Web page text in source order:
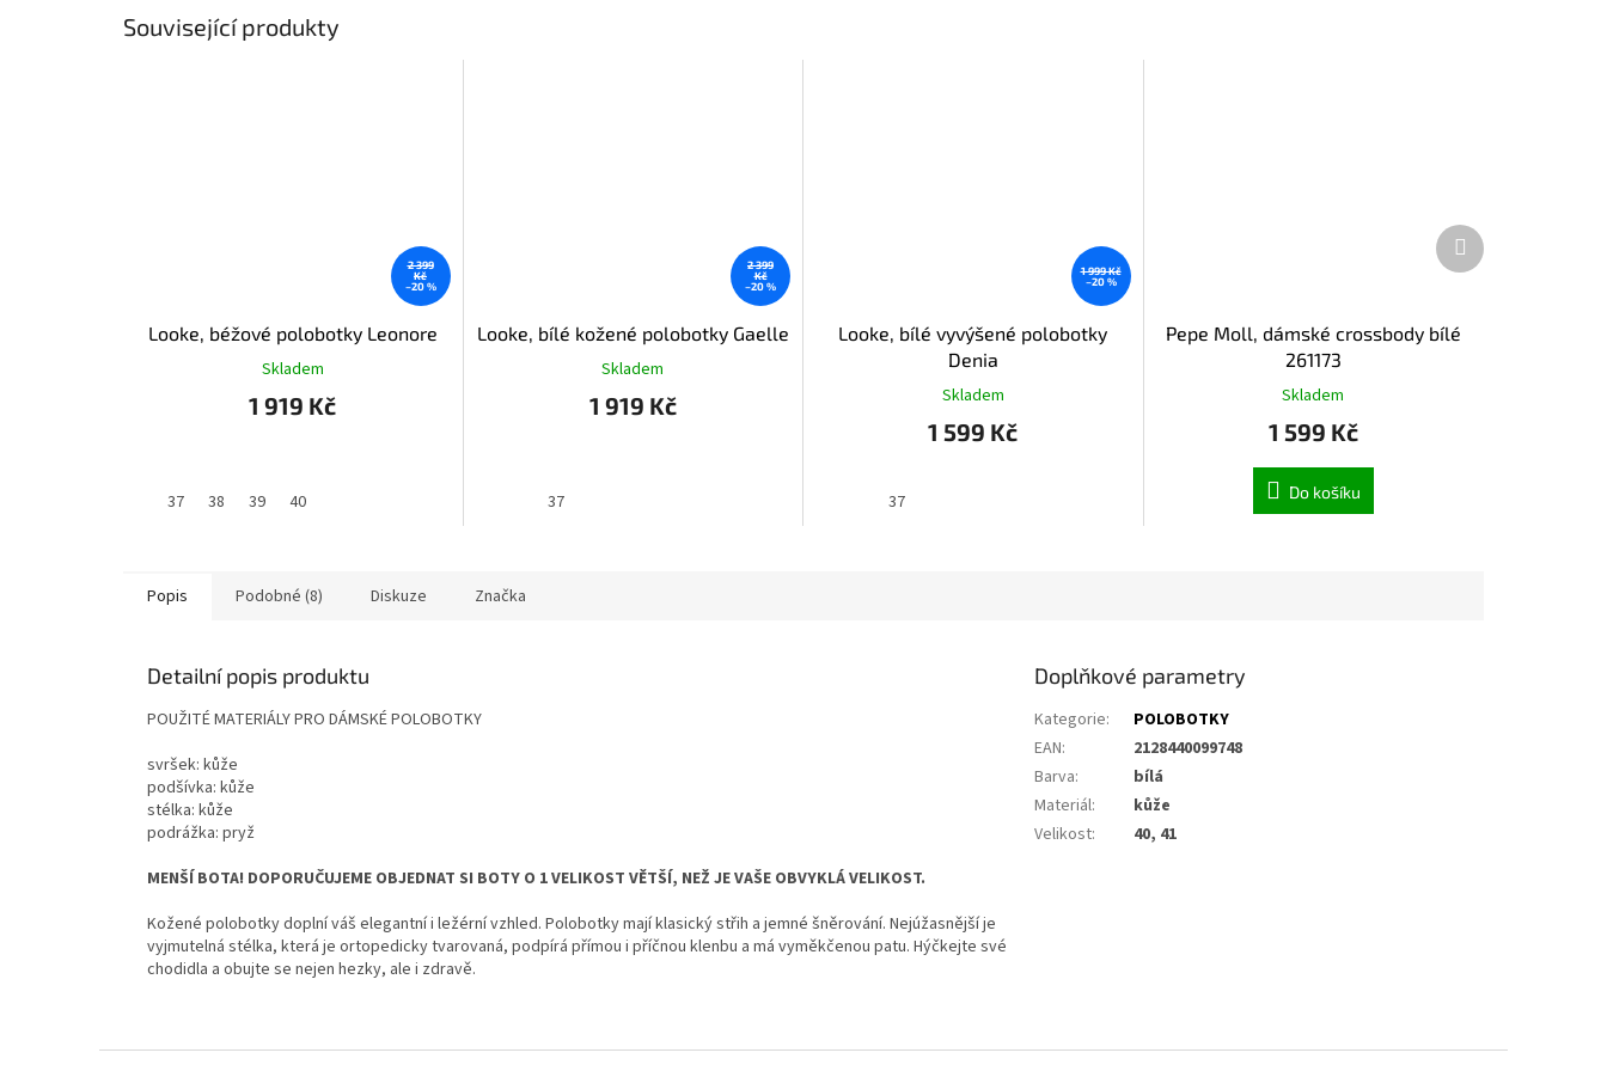
Související produkty
2 399
Kč
–20 %
Looke, béžové polobotky Leonore
Skladem
1 919 Kč
37 38 39 40
2 399
Kč
–20 %
Looke, bílé kožené polobotky Gaelle
Skladem
1 919 Kč
37
1 999 Kč
–20 %
Looke, bílé vyvýšené polobotky
Denia
Skladem
1 599 Kč
37
Pepe Moll, dámské crossbody bílé
261173
Skladem
1 599 Kč
Do košíku
Další
produkt
Popis Podobné (8) Diskuze Značka
Detailní popis produktu
POUŽITÉ MATERIÁLY PRO DÁMSKÉ POLOBOTKY
svršek: kůže
podšívka: kůže
stélka: kůže
podrážka: pryž
MENŠÍ BOTA! DOPORUČUJEME OBJEDNAT SI BOTY O 1 VELIKOST VĚTŠÍ, NEŽ JE VAŠE OBVYKLÁ VELIKOST.
Kožené polobotky doplní váš elegantní i ležérní vzhled. Polobotky mají klasický střih a jemné šněrování. Nejúžasnější je
vyjmutelná stélka, která je ortopedicky tvarovaná, podpírá přímou i příčnou klenbu a má vyměkčenou patu. Hýčkejte své
chodidla a obujte se nejen hezky, ale i zdravě.
Doplňkové parametry
Kategorie:
POLOBOTKY
EAN:
2128440099748
Barva:
bílá
Materiál:
kůže
Velikost: 40, 41